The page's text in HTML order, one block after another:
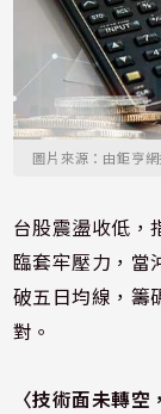
圖片來源：由鉅亨
台股震盪收低，
臨套牢壓力，當
破五日均線，籌
對。
〈技術面未轉